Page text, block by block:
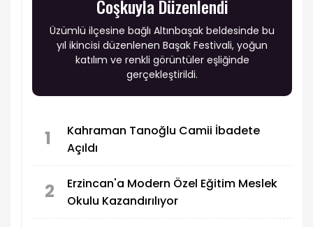
Coşkuyla Düzenlendi
Üzümlü ilçesine bağlı Altınbaşak beldesinde bu
yıl ikincisi düzenlenen Başak Festivali, yoğun
katılım ve renkli görüntüler eşliğinde
gerçekleştirildi.
1
Kahraman Tanoğlu Camii İbadete
Açıldı
2
Erzincan'a Modern Özel Eğitim Meslek
Okulu Kazandırılıyor